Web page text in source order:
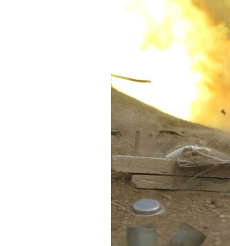
УКРАИНСКАЯ ПРОБЛЕМА КРЫМА